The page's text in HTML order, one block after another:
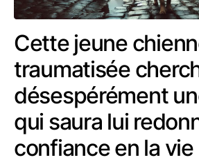
Cette jeune
traumatisée
désespérément
qui saura lui
confiance en la vie